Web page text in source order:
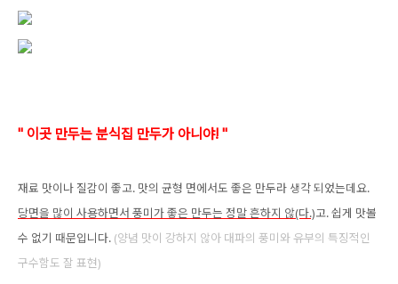
" 이곳 만두는 분식집 만두가 아니야! "
재료 맛이나 질감이 좋고. 맛의 균형 면에서도 좋은 만두라 생각 되었는데요.
당면을 많이 사용하면서 풍미가 좋은 만두는 정말 흔하지 않(다.)고. 쉽게 맛볼
수 없기 때문입니다. (양념 맛이 강하지 않아 대파의 풍미와 유부의 특징적인
구수함도 잘 표현)